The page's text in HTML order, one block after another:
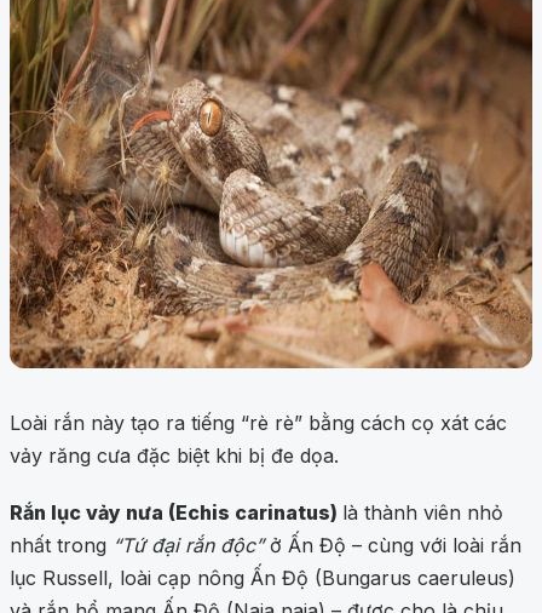
Loài rắn này tạo ra tiếng “rè rè” bằng cách cọ xát các
vảy răng cưa đặc biệt khi bị đe dọa.
Rắn lục vảy nưa (Echis carinatus) là thành viên nhỏ
nhất trong “Tứ đại rắn độc”ở Ấn Độ – cùng với loài rắn
lục Russell, loài cạp nông Ấn Độ (Bungarus caeruleus)